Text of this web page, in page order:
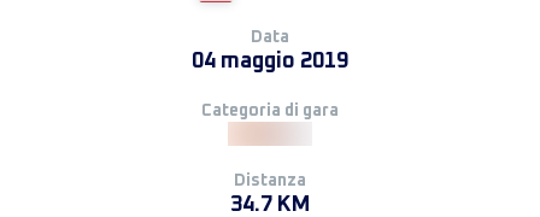
Data
04 maggio 2019
Categoria di gara
Distanza
34.7 KM